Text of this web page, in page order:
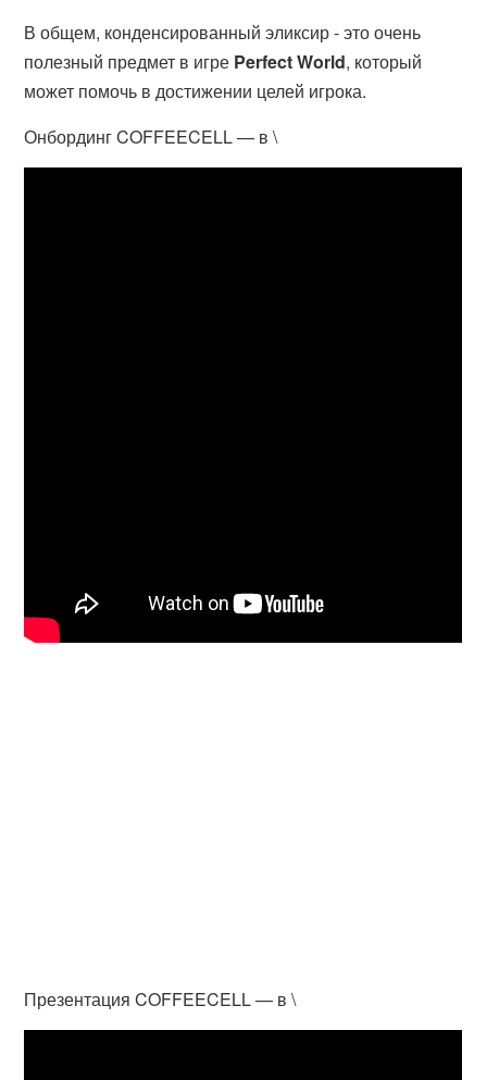
В общем, конденсированный эликсир - это очень
полезный предмет в игре Perfect World, который
может помочь в достижении целей игрока.
Онбординг COFFEECELL — в \
Презентация COFFEECELL — в \